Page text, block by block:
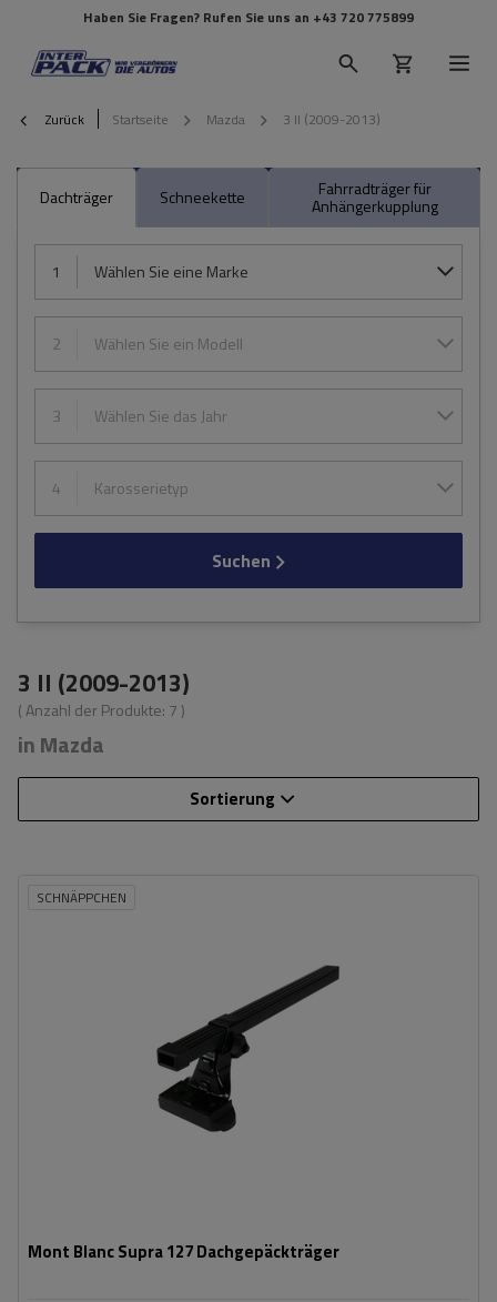
Haben Sie Fragen? Rufen Sie uns an +43 720 775899
Zurück Startseite Mazda 3 II (2009-2013)
Dachträger Schneekette Fahrradträger für
Anhängerkupplung
1 Wählen Sie eine Marke
2 Wählen Sie ein Modell
3 Wählen Sie das Jahr
4 Karosserietyp
Suchen
3 II (2009-2013)
( Anzahl der Produkte: 7 )
in Mazda
Sortierung
SCHNÄPPCHEN
Mont Blanc Supra 127 Dachgepäckträger